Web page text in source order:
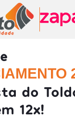
do
12x!